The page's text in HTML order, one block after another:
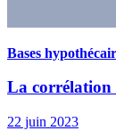
Bases
La corrélation
22 juin 2023